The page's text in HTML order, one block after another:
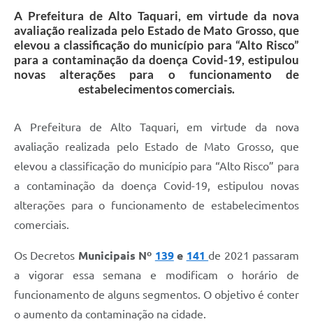
A Prefeitura de Alto Taquari, em virtude da nova
avaliação realizada pelo Estado de Mato Grosso, que
elevou a classificação do município para “Alto Risco”
para a contaminação da doença Covid-19, estipulou
novas alterações para o funcionamento de
estabelecimentos comerciais.
A Prefeitura de Alto Taquari, em virtude da nova
avaliação realizada pelo Estado de Mato Grosso, que
elevou a classificação do município para “Alto Risco” para
a contaminação da doença Covid-19, estipulou novas
alterações para o funcionamento de estabelecimentos
comerciais.
Os Decretos Municipais Nº 139e 141de 2021 passaram
a vigorar essa semana e modificam o horário de
funcionamento de alguns segmentos. O objetivo é conter
o aumento da contaminação na cidade.